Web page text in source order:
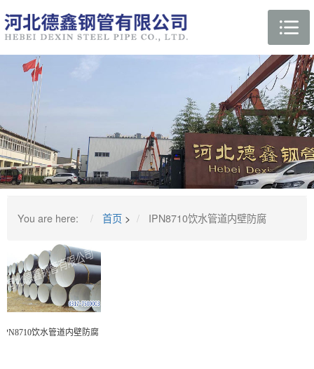
You are here: 首页 > IPN8710饮水管道内壁防腐
IPN8710饮水管道内壁防腐